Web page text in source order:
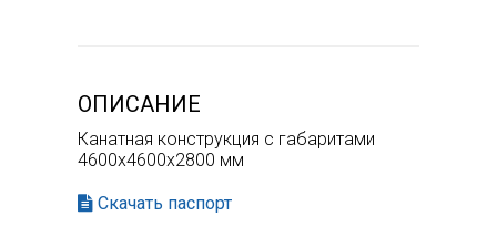
ОПИСАНИЕ
Канатная конструкция с габаритами
4600x4600x2800 мм
Скачать паспорт